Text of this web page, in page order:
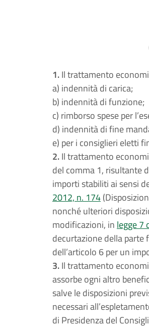
1.Il trattamento
a) indennità di carica;
b) indennità di funzione;
c) rimborso spese per
d) indennità di fine
e) per i consiglieri eletti
2.Il trattamento
del comma 1, risultante
importi stabiliti ai sensi
2012, n. 174
nonché ulteriori
modificazioni, in legge 7
decurtazione della parte
dell’articolo 6 per un
3.Il trattamento
assorbe ogni altro
salve le disposizioni
necessari
di Presidenza del